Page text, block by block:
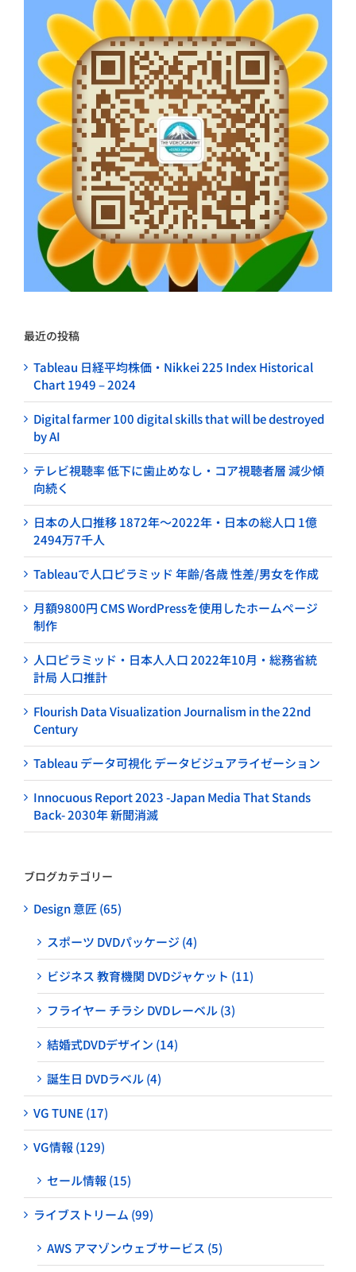
最近の投稿
Tableau 日経平均株価・Nikkei 225 Index Historical
Chart 1949 – 2024
Digital farmer 100 digital skills that will be destroyed
by AI
テレビ視聴率 低下に歯止めなし・コア視聴者層 減少傾
向続く
日本の人口推移 1872年～2022年・日本の総人口 1億
2494万7千人
Tableauで人口ピラミッド 年齢/各歳 性差/男女を作成
月額9800円 CMS WordPressを使用したホームページ
制作
人口ピラミッド・日本人人口 2022年10月・総務省統
計局 人口推計
Flourish Data Visualization Journalism in the 22nd
Century
Tableau データ可視化 データビジュアライゼーション
Innocuous Report 2023 -Japan Media That Stands
Back- 2030年 新聞消滅
ブログカテゴリー
Design 意匠 (65)
スポーツ DVDパッケージ (4)
ビジネス 教育機関 DVDジャケット (11)
フライヤー チラシ DVDレーベル (3)
結婚式DVDデザイン (14)
誕生日 DVDラベル (4)
VG TUNE (17)
VG情報 (129)
セール情報 (15)
ライブストリーム (99)
AWS アマゾンウェブサービス (5)